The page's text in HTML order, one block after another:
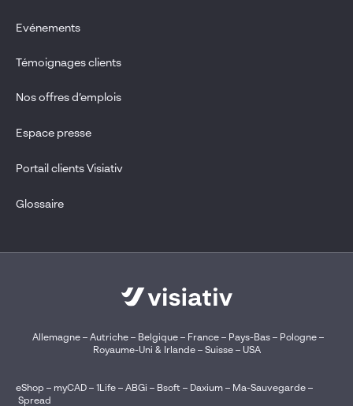
Evénements
Témoignages clients
Nos offres d’emplois
Espace presse
Portail clients Visiativ
Glossaire
Allemagne– Autriche– Belgique – France– Pays-Bas– Pologne–
Royaume-Uni & Irlande– Suisse– USA
eShop – myCAD – 1Life – ABGi – Bsoft – Daxium – Ma-Sauvegarde –
Spread